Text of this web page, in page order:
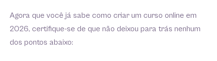
Agora que você já sabe como criar um curso online em
2026, certifique-se de que não deixou para trás nenhum
dos pontos abaixo: